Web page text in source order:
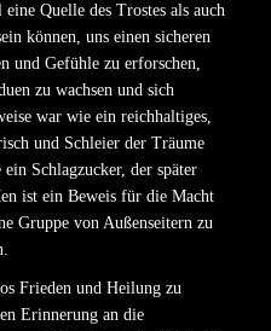
Quelle des Trostes als auch
können, uns einen sicheren
und Gefühle zu erforschen,
zu wachsen und sich
war wie ein reichhaltiges,
und Schleier der Träume
Schlagzucker, der später
ist ein Beweis für die Macht
Gruppe von Außenseitern zu
Frieden und Heilung zu
Erinnerung an die